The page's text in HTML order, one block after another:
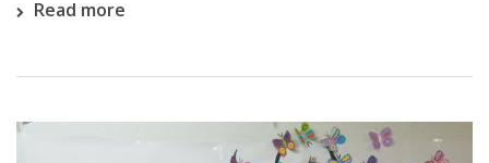
Read more